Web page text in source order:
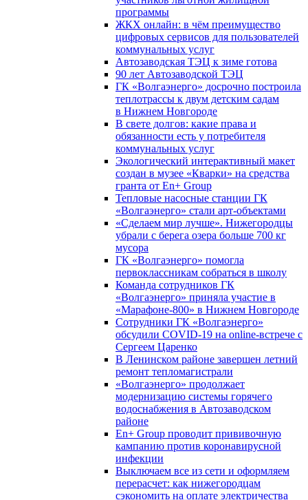
программы
ЖКХ онлайн: в чём преимущество
цифровых сервисов для пользователей
коммунальных услуг
Автозаводская ТЭЦ к зиме готова
90 лет Автозаводской ТЭЦ
ГК «Волгаэнерго» досрочно построила
теплотрассы к двум детским садам
в Нижнем Новгороде
В свете долгов: какие права и
обязанности есть у потребителя
коммунальных услуг
Экологический интерактивный макет
создан в музее «Кварки» на средства
гранта от En+ Group
Тепловые насосные станции ГК
«Волгаэнерго» стали арт-объектами
«Сделаем мир лучше». Нижегородцы
убрали с берега озера больше 700 кг
мусора
ГК «Волгаэнерго» помогла
первоклассникам собраться в школу
Команда сотрудников ГК
«Волгаэнерго» приняла участие в
«Марафоне-800» в Нижнем Новгороде
Сотрудники ГК «Волгаэнерго»
обсудили COVID-19 на online-встрече с
Сергеем Царенко
В Ленинском районе завершен летний
ремонт тепломагистрали
«Волгаэнерго» продолжает
модернизацию системы горячего
водоснабжения в Автозаводском
районе
En+ Group проводит прививочную
кампанию против коронавирусной
инфекции
Выключаем все из сети и оформляем
перерасчет: как нижегородцам
сэкономить на оплате электричества